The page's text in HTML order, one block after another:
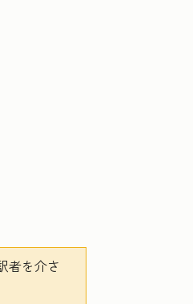
者を介さ